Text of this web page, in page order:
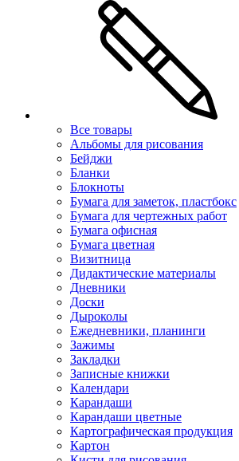
Все товары
Альбомы для рисования
Бейджи
Бланки
Блокноты
Бумага для заметок, пластбокс
Бумага для чертежных работ
Бумага офисная
Бумага цветная
Визитница
Дидактические материалы
Дневники
Доски
Дыроколы
Ежедневники, планинги
Зажимы
Закладки
Записные книжки
Календари
Карандаши
Карандаши цветные
Картографическая продукция
Картон